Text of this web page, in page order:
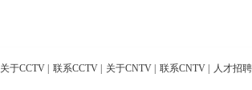
关于CCTV 联系CCTV 关于CNTV 联系CNTV 人才招聘